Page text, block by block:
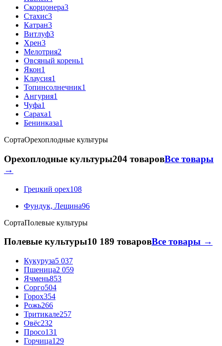
Скорцонера3
Стахис3
Катран3
Витлуф3
Хрен3
Мелотрия2
Овсяный корень1
Якон1
Клаусия1
Топинсолнечник1
Ангурия1
Чуфа1
Сараха1
Бенинказа1
СортаОрехоплодные культуры
Орехоплодные культуры204 товаровВсе товары
→
Грецкий орех108
Фундук, Лещина96
СортаПолевые культуры
Полевые культуры10 189 товаровВсе товары →
Кукуруза5 037
Пшеница2 059
Ячмень853
Сорго504
Горох354
Рожь266
Тритикале257
Овёс232
Просо131
Горчица129